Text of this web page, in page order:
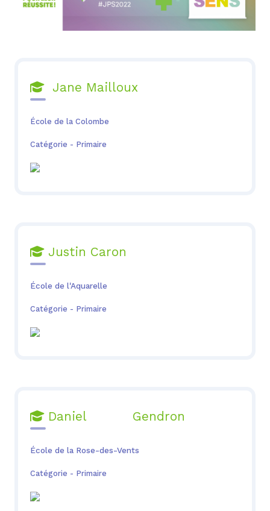
Jane Mailloux
École de la Colombe
Catégorie - Primaire
Justin Caron
École de l'Aquarelle
Catégorie - Primaire
Daniel Gendron
École de la Rose-des-Vents
Catégorie - Primaire